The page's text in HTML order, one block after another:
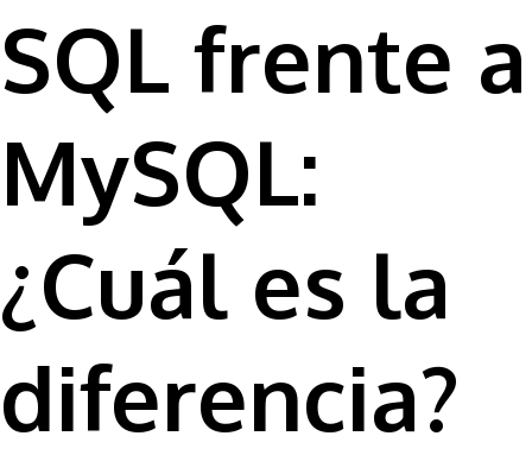
SQL frente a
MySQL:
¿Cuál es la
diferencia?